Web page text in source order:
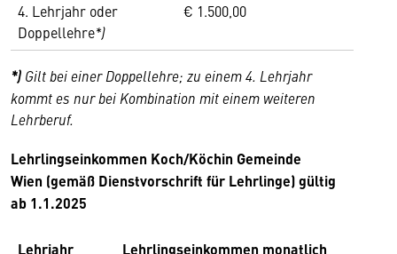
4. Lehrjahr oder
Doppellehre*)
€ 1.500,00
*) Gilt bei einer Doppellehre; zu einem 4. Lehrjahr
kommt es nur bei Kombination mit einem weiteren
Lehrberuf.
Lehrlingseinkommen Koch/Köchin Gemeinde
Wien (gemäß Dienstvorschrift für Lehrlinge) gültig
ab 1.1.2025
Lehrjahr Lehrlingseinkommen monatlich